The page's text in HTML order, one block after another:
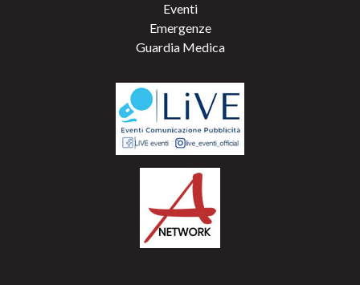
Eventi
Emergenze
Guardia Medica